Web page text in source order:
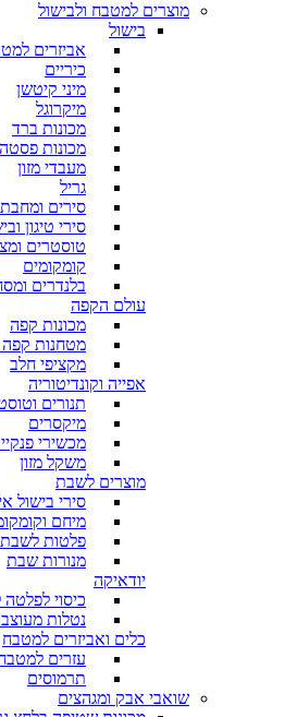
מוצרים למטבח ולבישול
בישול
אביזרים
כיריים
מיני קיטשן
מיקרוגל
מכונות ברד
מכונות פסטה
מעבדי מזון
גריל
סירים
סירי טיגון
טוסטרים
קומקומים
בלנדרים
עולם הקפה
מכונות קפה
מטחנות קפה
מקציפי חלב
אפייה וקונדיטוריה
תנורים
מיקסרים
מכשירי
משקל מזון
מוצרים לשבת
סירי בישול
מיחם
פלטות לשבת
מנורות שבת
יודאיקה
כיסוי
נטלות
כלים ואביזרים למטבח
עזרים
תרמוסים
שואבי אבק ומגהצים